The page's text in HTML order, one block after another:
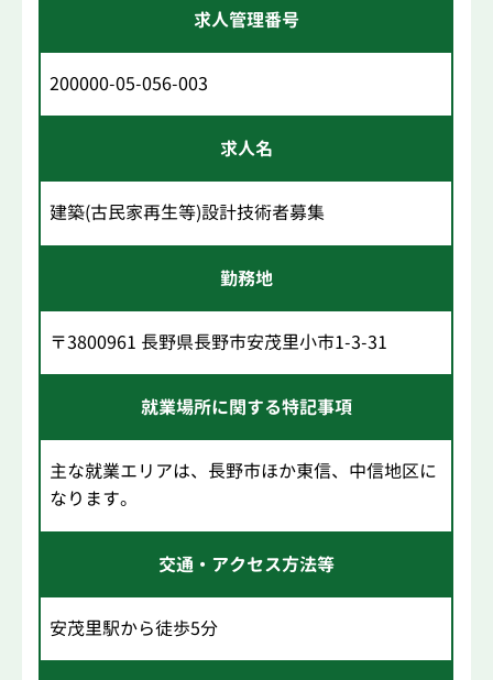
求人管理番号
200000-05-056-003
求人名
建築(古民家再生等)設計技術者募集
勤務地
〒3800961 長野県長野市安茂里小市1-3-31
就業場所に関する特記事項
主な就業エリアは、長野市ほか東信、中信地区に
なります。
交通・アクセス方法等
安茂里駅から徒歩5分